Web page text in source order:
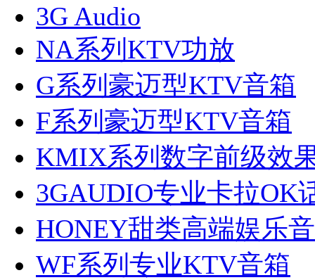
3G Audio
NA系列KTV功放
G系列豪迈型KTV音箱
F系列豪迈型KTV音箱
KMIX系列数字前级效
3GAUDIO专业卡拉OK
HONEY甜类高端娱乐
WF系列专业KTV音箱